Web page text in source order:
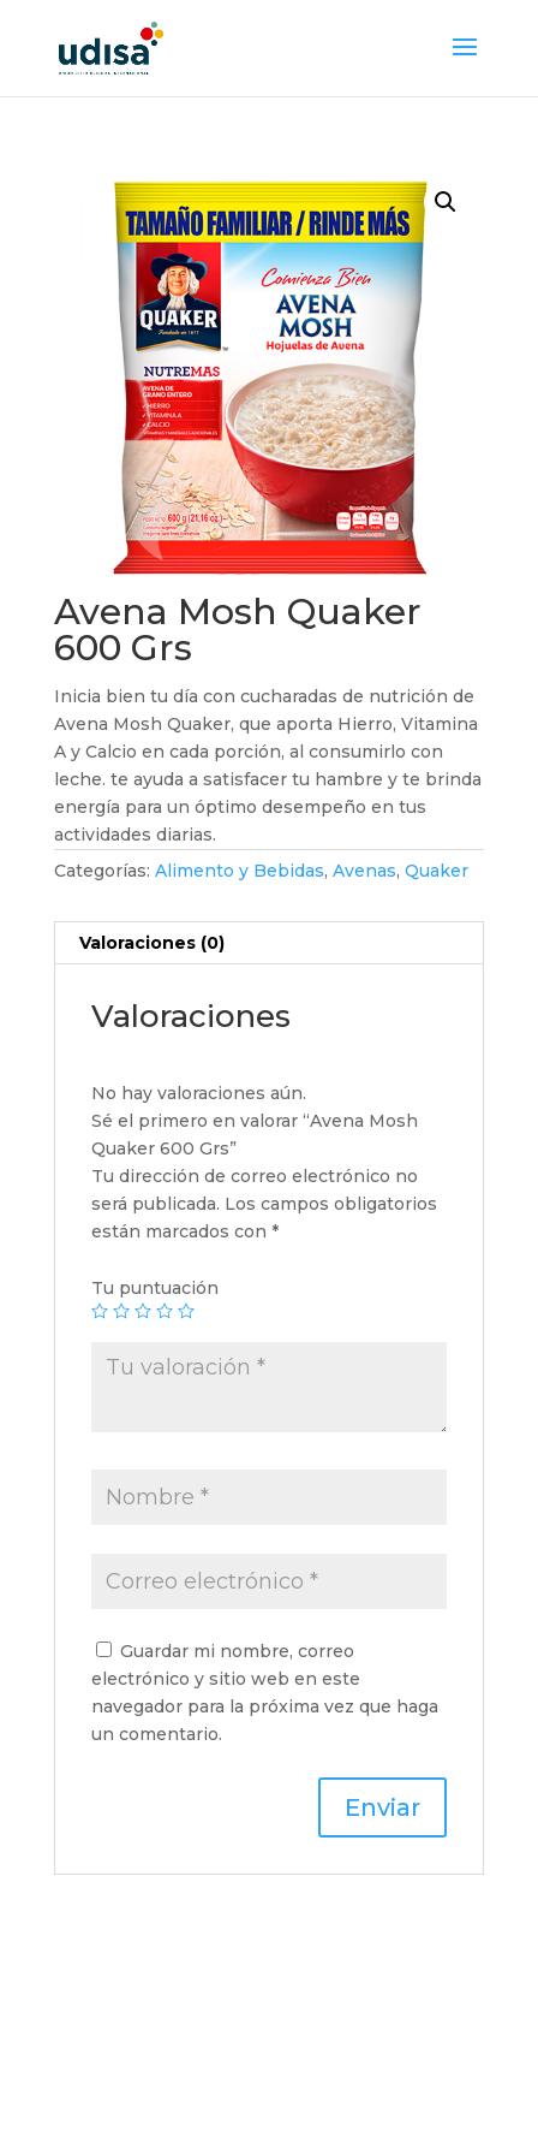
Avena Mosh Quaker
600 Grs
Inicia bien tu día con cucharadas de nutrición de
Avena Mosh Quaker, que aporta Hierro, Vitamina
A y Calcio en cada porción, al consumirlo con
leche. te ayuda a satisfacer tu hambre y te brinda
energía para un óptimo desempeño en tus
actividades diarias.
Categorías: Alimento y Bebidas, Avenas, Quaker
Valoraciones (0)
Valoraciones
No hay valoraciones aún.
Sé el primero en valorar “Avena Mosh
Quaker 600 Grs”
Tu dirección de correo electrónico no
será publicada. Los campos obligatorios
están marcados con *
Tu puntuación
Guardar mi nombre, correo
electrónico y sitio web en este
navegador para la próxima vez que haga
un comentario.